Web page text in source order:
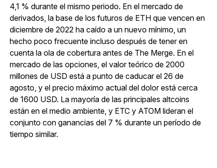
4,1 % durante el mismo periodo. En el mercado de
derivados, la base de los futuros de ETH que vencen en
diciembre de 2022 ha caído a un nuevo mínimo, un
hecho poco frecuente incluso después de tener en
cuenta la ola de cobertura antes de The Merge. En el
mercado de las opciones, el valor teórico de 2000
millones de USD está a punto de caducar el 26 de
agosto, y el precio máximo actual del dolor está cerca
de 1600 USD. La mayoría de las principales altcoins
están en el medio ambiente, y ETC y ATOM lideran el
conjunto con ganancias del 7 % durante un período de
tiempo similar.